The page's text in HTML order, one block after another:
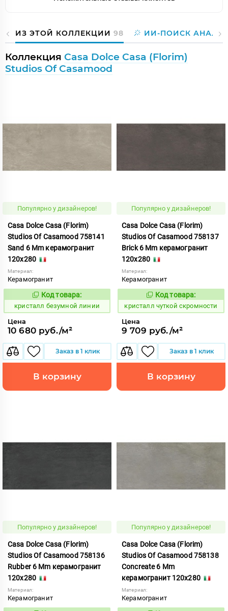
ИЗ ЭТОЙ КОЛЛЕКЦИИ 98 ИИ-ПОИСК
Коллекция Casa Dolce Casa (Florim)
Studios Of Casamood
Популярно у дизайнеров!
Casa Dolce Casa (Florim)
Studios Of Casamood 758141
Sand 6 Mm керамогранит
120x280
Материал:
Керамогранит
827294
Код товара:
кристалл безумной линии
Цена
10 680 руб./м²
Заказ в 1 клик
В корзину
Популярно у дизайнеров!
Casa Dolce Casa (Florim)
Studios Of Casamood 758137
Brick 6 Mm керамогранит
120x280
Материал:
Керамогранит
827218
Код товара:
кристалл чуткой скромности
Цена
9 709 руб./м²
Заказ в 1 клик
В корзину
Популярно у дизайнеров!
Casa Dolce Casa (Florim)
Studios Of Casamood 758136
Rubber 6 Mm керамогранит
120x280
Материал:
Керамогранит
Популярно у дизайнеров!
Casa Dolce Casa (Florim)
Studios Of Casamood 758138
Concreate 6 Mm
керамогранит 120x280
Материал:
Керамогранит